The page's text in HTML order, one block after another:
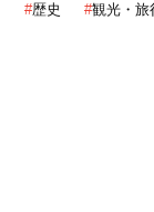
#歴史 #観光・旅